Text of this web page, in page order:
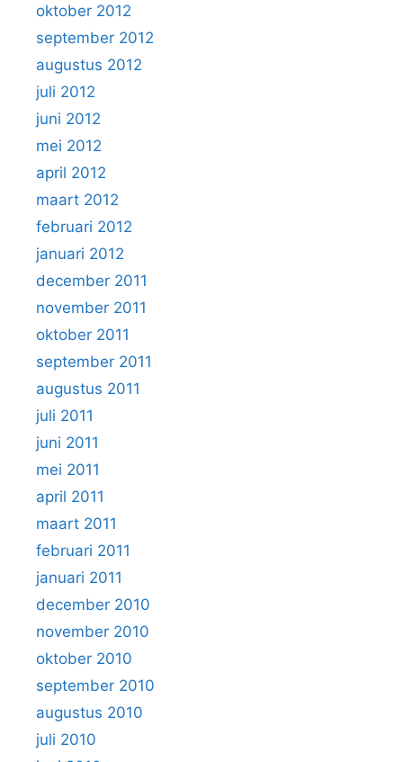
oktober 2012
september 2012
augustus 2012
juli 2012
juni 2012
mei 2012
april 2012
maart 2012
februari 2012
januari 2012
december 2011
november 2011
oktober 2011
september 2011
augustus 2011
juli 2011
juni 2011
mei 2011
april 2011
maart 2011
februari 2011
januari 2011
december 2010
november 2010
oktober 2010
september 2010
augustus 2010
juli 2010